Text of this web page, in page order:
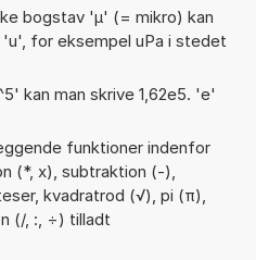
bogstav 'µ' (= mikro) kan
for eksempel uPa i stedet
kan man skrive 1,62e5. 'e'
funktioner indenfor
(*, x), subtraktion (-),
kvadratrod (√), pi (π),
(/, :, ÷) tilladt